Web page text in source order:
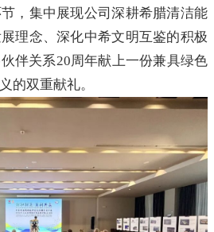
，集中展现公司深耕希腊清洁能
理念、深化中希文明互鉴的积极
伴关系20周年献上一份兼具绿色
的双重献礼。